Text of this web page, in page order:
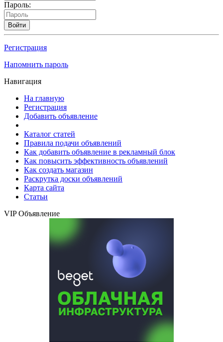
Пароль:
Войти
Регистрация
Напомнить пароль
Навигация
На главную
Регистрация
Добавить объявление
Каталог статей
Правила подачи объявлений
Как добавить объявление в рекламный блок
Как повысить эффективность объявлений
Как создать магазин
Раскрутка доски объявлений
Карта сайта
Статьи
VIP Объявление